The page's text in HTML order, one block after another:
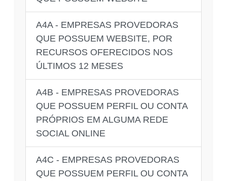
A4A - EMPRESAS PROVEDORAS
QUE POSSUEM WEBSITE, POR
RECURSOS OFERECIDOS NOS
ÚLTIMOS 12 MESES
A4B - EMPRESAS PROVEDORAS
QUE POSSUEM PERFIL OU CONTA
PRÓPRIOS EM ALGUMA REDE
SOCIAL ONLINE
A4C - EMPRESAS PROVEDORAS
QUE POSSUEM PERFIL OU CONTA